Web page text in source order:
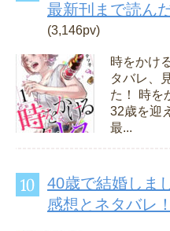
最新刊まで読ん
(3,146pv)
時をかけ
タバレ、
た！ 時を
32歳を迎
最...
40歳で結婚しま
感想とネタバレ！